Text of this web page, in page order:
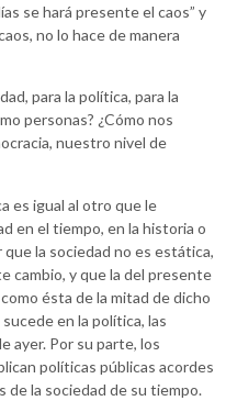
se hará presente el caos” y
no lo hace de manera
para la política, para la
personas? ¿Cómo nos
nuestro nivel de
es igual al otro que le
en el tiempo, en la historia o
la sociedad no es estática,
cambio, y que la del presente
ésta de la mitad de dicho
en la política, las
ayer. Por su parte, los
políticas públicas acordes
de la sociedad de su tiempo.